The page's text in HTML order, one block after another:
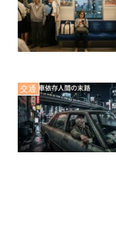
交通